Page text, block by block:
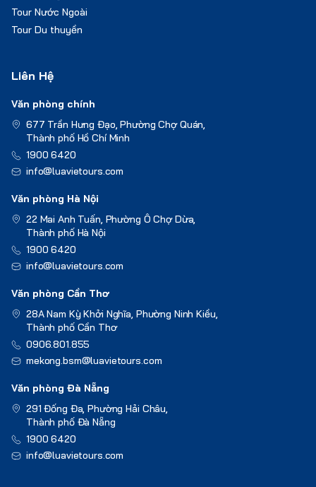
Tour Nước Ngoài
Tour Du thuyền
Liên Hệ
Văn phòng chính
677 Trần Hưng Đạo, Phường Chợ Quán,
Thành phố Hồ Chí Minh
1900 6420
info@luavietours.com
Văn phòng Hà Nội
22 Mai Anh Tuấn, Phường Ô Chợ Dừa,
Thành phố Hà Nội
1900 6420
info@luavietours.com
Văn phòng Cần Thơ
28A Nam Kỳ Khởi Nghĩa, Phường Ninh Kiều,
Thành phố Cần Thơ
0906.801.855
mekong.bsm@luavietours.com
Văn phòng Đà Nẵng
291 Đống Đa, Phường Hải Châu,
Thành phố Đà Nẵng
1900 6420
info@luavietours.com